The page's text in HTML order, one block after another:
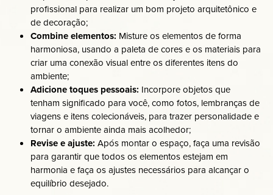
profissional para realizar um bom projeto arquitetônico e
de decoração;
Combine elementos: Misture os elementos de forma
harmoniosa, usando a paleta de cores e os materiais para
criar uma conexão visual entre os diferentes itens do
ambiente;
Adicione toques pessoais: Incorpore objetos que
tenham significado para você, como fotos, lembranças de
viagens e itens colecionáveis, para trazer personalidade e
tornar o ambiente ainda mais acolhedor;
Revise e ajuste: Após montar o espaço, faça uma revisão
para garantir que todos os elementos estejam em
harmonia e faça os ajustes necessários para alcançar o
equilíbrio desejado.